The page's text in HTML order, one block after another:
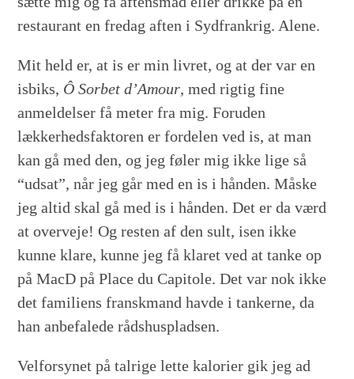
restaurant en fredag aften i Sydfrankrig. Alene.
Mit held er, at is er min livret, og at der var en
isbiks, Ô Sorbet d’Amour, med rigtig fine
anmeldelser få meter fra mig. Foruden
lækkerhedsfaktoren er fordelen ved is, at man
kan gå med den, og jeg føler mig ikke lige så
“udsat”, når jeg går med en is i hånden. Måske
jeg altid skal gå med is i hånden. Det er da værd
at overveje! Og resten af den sult, isen ikke
kunne klare, kunne jeg få klaret ved at tanke op
på MacD på Place du Capitole. Det var nok ikke
det familiens franskmand havde i tankerne, da
han anbefalede rådshuspladsen.
Velforsynet på talrige lette kalorier gik jeg ad